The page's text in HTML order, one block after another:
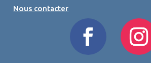
Nous contacter